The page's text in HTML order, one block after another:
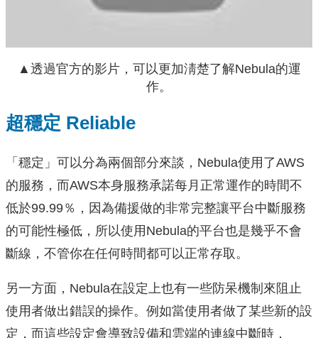
▲透過官方的影片，可以更加淸楚了解Nebula的運
作。
超穩定 Reliable
「穩定」可以分為兩個部分來談，Nebula使用了AWS
的服務，而AWS本身服務承諾每月正常運作的時間不
低於99.99％，因為備援做的非常完整讓平台中斷服務
的可能性極低，所以使用Nebula的平台也是幾乎不會
斷線，不管你在任何時間都可以正常存取。
另一方面，Nebula在設定上也有一些防呆機制來阻止
使用者做出錯誤的操作。例如當使用者做了某些新的設
定，而這些設定會導致設備和雲端的連線中斷時，